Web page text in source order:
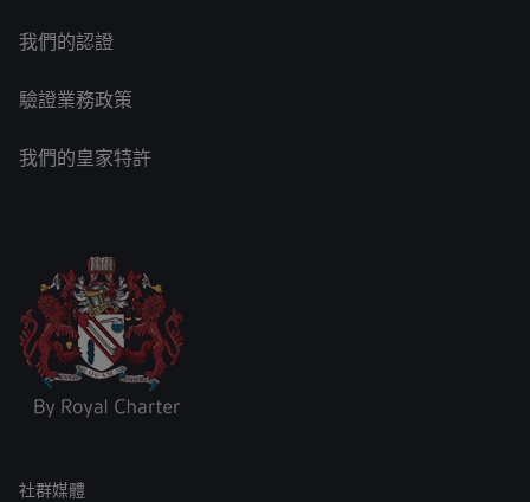
我們的認證
驗證業務政策
我們的皇家特許
社群媒體